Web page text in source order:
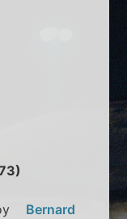
Bernard